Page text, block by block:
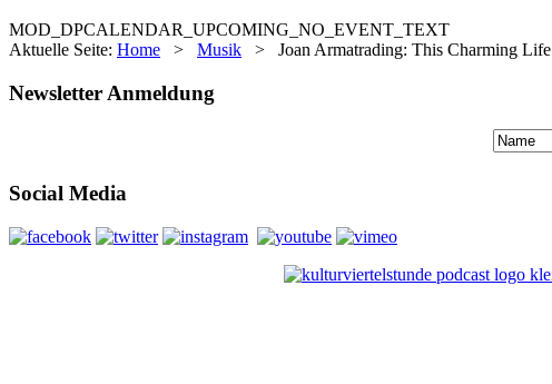
MOD_DPCALENDAR_UPCOMING_NO_EVENT_TEXT
Aktuelle Seite: Home > Musik > Joan Armatrading: This Charming Life
Newsletter Anmeldung
Social Media